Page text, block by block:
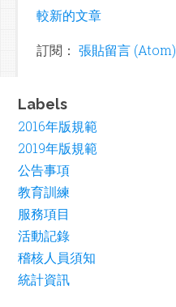
較新的文章
訂閱： 張貼留言 (Atom)
Labels
2016年版規範
2019年版規範
公告事項
教育訓練
服務項目
活動記錄
稽核人員須知
統計資訊